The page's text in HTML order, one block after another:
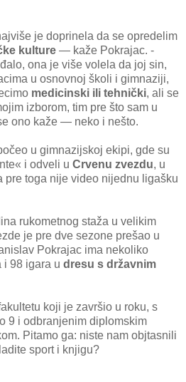
je doprinela da se opredelim
kulture — kaže Pokrajac. -
ona je više volela da joj sin,
u osnovnoj školi i gimnaziji,
medicinski ili tehnički, ali se
izborom, tim pre što sam u
ono kaže — neko i nešto.
u gimnazijskoj ekipi, gde su
i odveli u Crvenu zvezdu, u
pre toga nije video nijednu ligašku
rukometnog staža u velikim
je pre dve sezone prešao u
Pokrajac ima nekoliko
i 98 igara u dresu s državnim
koji je završio u roku, s
9 i odbranjenim diplomskim
Pitamo ga: niste nam objtasnili
sport i knjigu?